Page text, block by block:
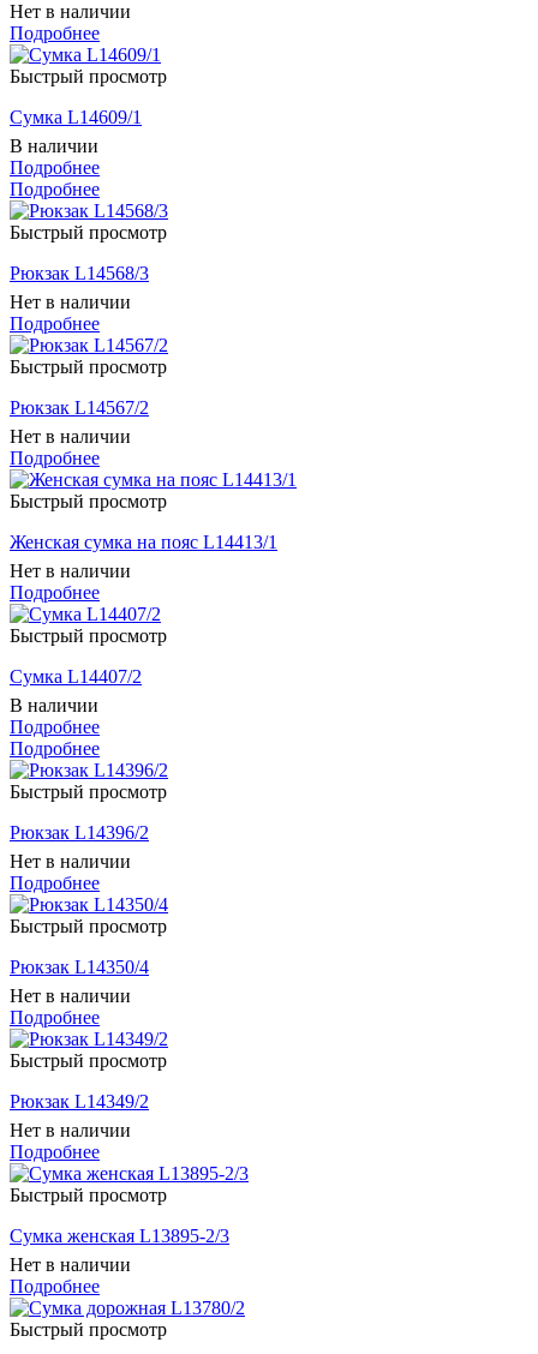
Нет в наличии
Подробнее
Быстрый просмотр
Сумка L14609/1
В наличии
Подробнее
Подробнее
Быстрый просмотр
Рюкзак L14568/3
Нет в наличии
Подробнее
Быстрый просмотр
Рюкзак L14567/2
Нет в наличии
Подробнее
Быстрый просмотр
Женская сумка на пояс L14413/1
Нет в наличии
Подробнее
Быстрый просмотр
Сумка L14407/2
В наличии
Подробнее
Подробнее
Быстрый просмотр
Рюкзак L14396/2
Нет в наличии
Подробнее
Быстрый просмотр
Рюкзак L14350/4
Нет в наличии
Подробнее
Быстрый просмотр
Рюкзак L14349/2
Нет в наличии
Подробнее
Быстрый просмотр
Сумка женская L13895-2/3
Нет в наличии
Подробнее
Быстрый просмотр